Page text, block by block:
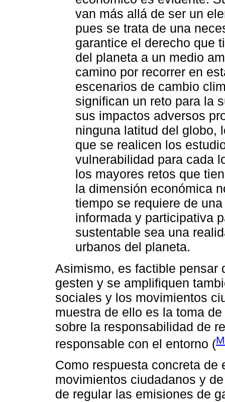
van más allá de ser un
pues se trata de una
garantice el derecho que
del planeta a un medio
camino por recorrer en
escenarios de cambio
significan un reto para la
sus impactos adversos
ninguna latitud del globo,
que se realicen los
vulnerabilidad para cada
los mayores retos que
la dimensión económica
tiempo se requiere de
informada y participativa
sustentable sea una
urbanos del planeta.
Asimismo, es factible pensar
gesten y se amplifiquen
sociales y los movimientos
muestra de ello es la toma
sobre la responsabilidad de
responsable con el entorno (
Como respuesta concreta
movimientos ciudadanos y
de regular las emisiones de